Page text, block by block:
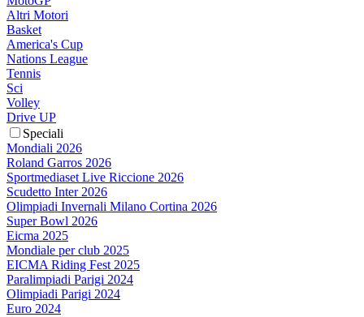
Altri Motori
Basket
America's Cup
Nations League
Tennis
Sci
Volley
Drive UP
Speciali
Mondiali 2026
Roland Garros 2026
Sportmediaset Live Riccione 2026
Scudetto Inter 2026
Olimpiadi Invernali Milano Cortina 2026
Super Bowl 2026
Eicma 2025
Mondiale per club 2025
EICMA Riding Fest 2025
Paralimpiadi Parigi 2024
Olimpiadi Parigi 2024
Euro 2024